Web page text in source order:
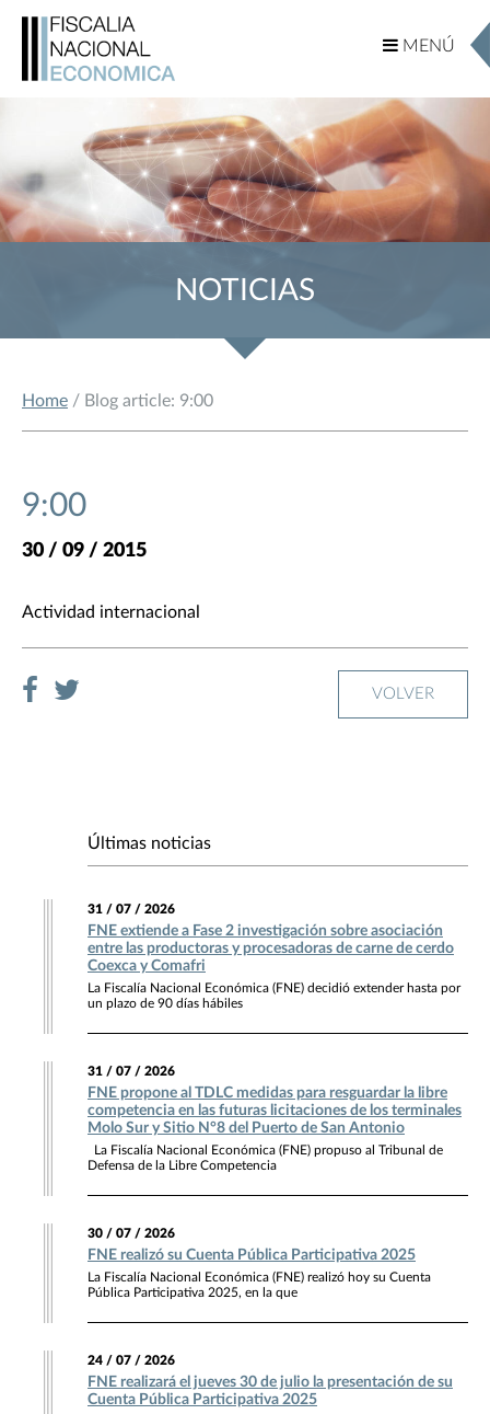
MENÚ
MENÚ
NOTICIAS
Home / Blog article: 9:00
9:00
30 / 09 / 2015
Actividad internacional
VOLVER
Últimas noticias
31 / 07 / 2026
FNE extiende a Fase 2 investigación sobre asociación
entre las productoras y procesadoras de carne de cerdo
Coexca y Comafri
La Fiscalía Nacional Económica (FNE) decidió extender hasta por
un plazo de 90 días hábiles
31 / 07 / 2026
FNE propone al TDLC medidas para resguardar la libre
competencia en las futuras licitaciones de los terminales
Molo Sur y Sitio N°8 del Puerto de San Antonio
La Fiscalía Nacional Económica (FNE) propuso al Tribunal de
Defensa de la Libre Competencia
30 / 07 / 2026
FNE realizó su Cuenta Pública Participativa 2025
La Fiscalía Nacional Económica (FNE) realizó hoy su Cuenta
Pública Participativa 2025, en la que
24 / 07 / 2026
FNE realizará el jueves 30 de julio la presentación de su
Cuenta Pública Participativa 2025